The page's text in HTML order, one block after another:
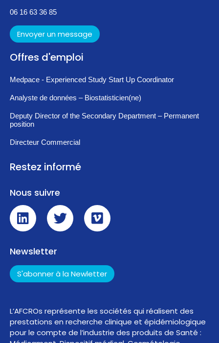
06 16 63 36 85
Envoyer un message
Offres d'emploi
Medpace - Experienced Study Start Up Coordinator
Analyste de données – Biostatisticien(ne)
Deputy Director of the Secondary Department – Permanent
position
Directeur Commercial
Restez informé
Nous suivre
Newsletter
S'abonner à la Newletter
L’AFCROs représente les sociétés qui réalisent des
prestations en recherche clinique et épidémiologique
pour le compte de l’industrie des produits de Santé :